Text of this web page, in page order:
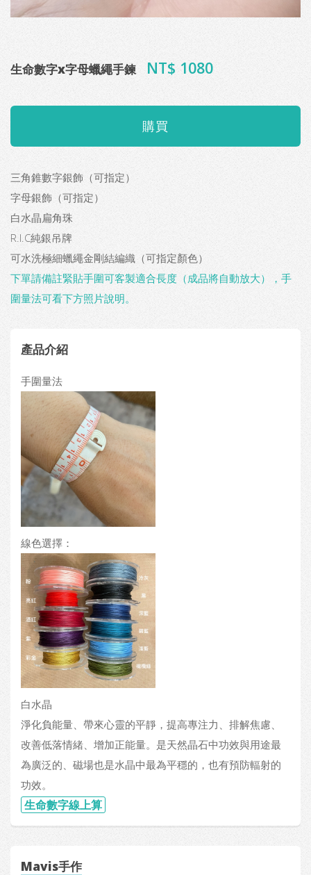
生命數字x字母蠟繩手鍊 NT$ 1080
三角錐數字銀飾（可指定）
字母銀飾（可指定）
白水晶扁角珠
R.I.C純銀吊牌
可水洗極細蠟繩金剛結編織（可指定顏色）
下單請備註緊貼手圍可客製適合長度（成品將自動放大），手
圍量法可看下方照片說明。
產品介紹
手圍量法
線色選擇：
白水晶
淨化負能量、帶來心靈的平靜，提高專注力、排解焦慮、
改善低落情緒、增加正能量。是天然晶石中功效與用途最
為廣泛的、磁場也是水晶中最為平穩的，也有預防輻射的
功效。
生命數字線上算
Mavis手作